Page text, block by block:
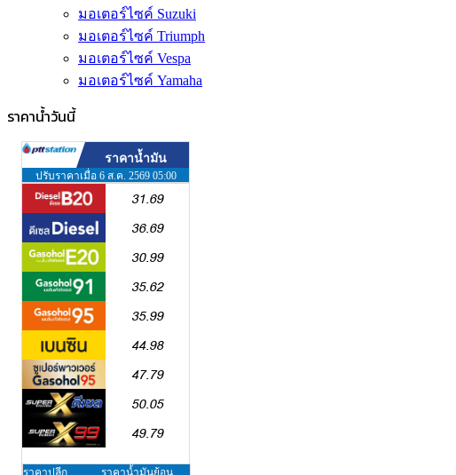
มอเตอร์ไซค์ Suzuki
มอเตอร์ไซค์ Triumph
มอเตอร์ไซค์ Vespa
มอเตอร์ไซค์ Yamaha
ราคาน้ำวันนี้